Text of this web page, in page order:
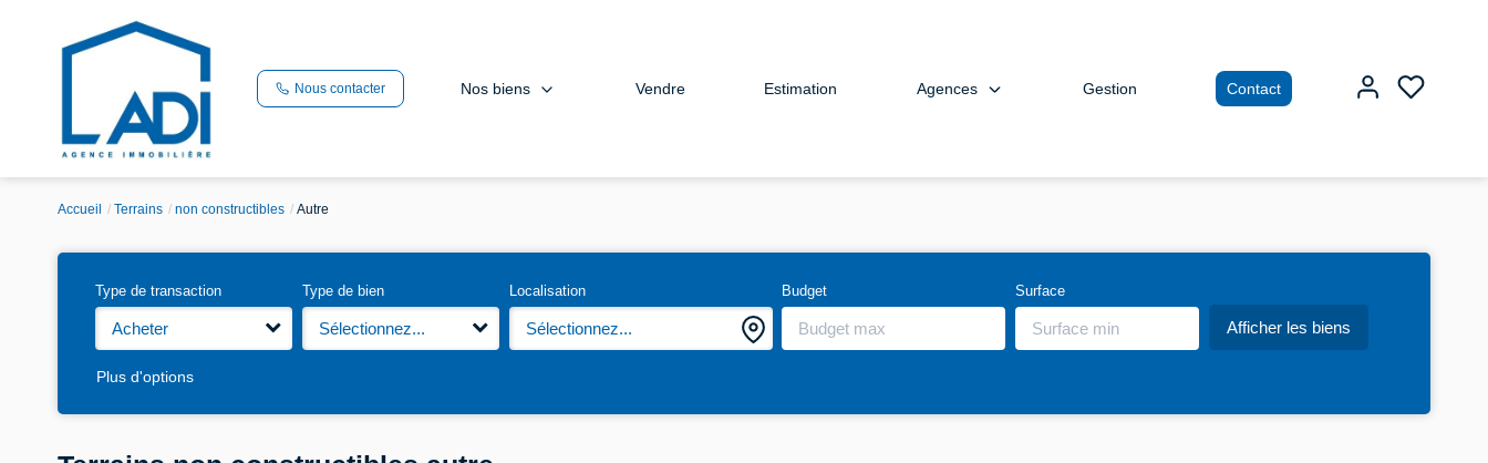
Nous contacter Nos biens Vendre Estimation Agences Gestion Contact
Accueil Terrains non constructibles Autre
Type de transaction
Acheter
Type de bien
Sélectionnez...
Localisation
Sélectionnez...
Budget Surface
Plus d'options